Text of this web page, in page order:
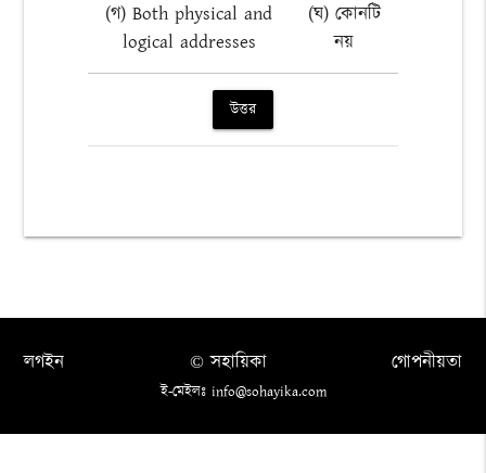
(গ) Both physical and
logical addresses
(ঘ) কোনটি
নয়
উত্তর
লগইন গোপনীয়তা
© সহায়িকা
ই-মেইলঃ info@sohayika.com